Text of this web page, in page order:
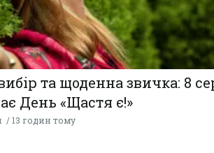
та щоденна звичка: 8
День «Щастя є!»
13 годин тому